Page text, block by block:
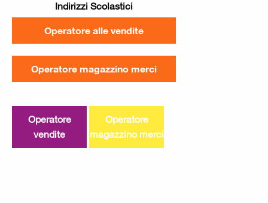
Indirizzi Scolastici
Operatore alle vendite
Operatore magazzino merci
Operatore
vendite
Operatore
magazzino merci